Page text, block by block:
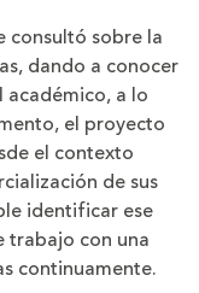
consultó sobre la
dando a conocer
a lo
el proyecto
el contexto
de sus
identificar ese
trabajo con una
continuamente.